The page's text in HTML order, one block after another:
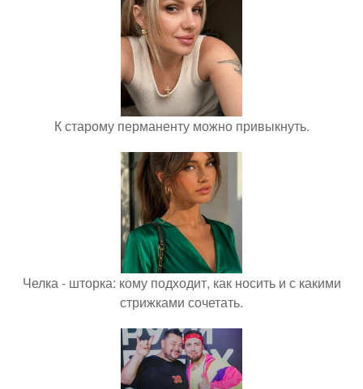
К старому перманенту можно привыкнуть.
Челка - шторка: кому подходит, как носить и с какими
стрижками сочетать.